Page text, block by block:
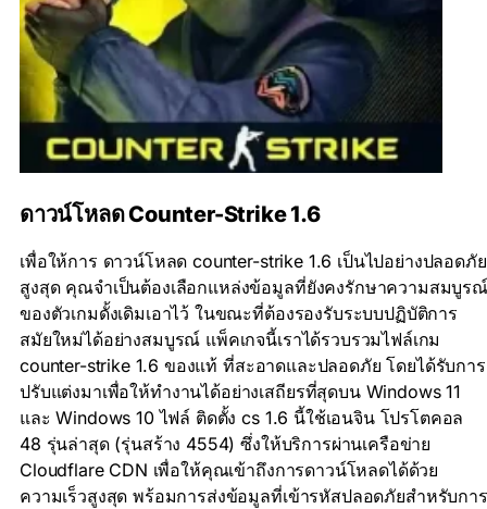
ดาวน์โหลด Counter-Strike 1.6
เพื่อให้การ ดาวน์โหลด counter-strike 1.6 เป็นไปอย่างปลอดภัย
สูงสุด คุณจำเป็นต้องเลือกแหล่งข้อมูลที่ยังคงรักษาความสมบูรณ์
ของตัวเกมดั้งเดิมเอาไว้ ในขณะที่ต้องรองรับระบบปฏิบัติการ
สมัยใหม่ได้อย่างสมบูรณ์ แพ็คเกจนี้เราได้รวบรวมไฟล์เกม
counter-strike 1.6 ของแท้ ที่สะอาดและปลอดภัย โดยได้รับการ
ปรับแต่งมาเพื่อให้ทำงานได้อย่างเสถียรที่สุดบน Windows 11
และ Windows 10 ไฟล์ ติดตั้ง cs 1.6 นี้ใช้เอนจิน โปรโตคอล
48 รุ่นล่าสุด (รุ่นสร้าง 4554) ซึ่งให้บริการผ่านเครือข่าย
Cloudflare CDN เพื่อให้คุณเข้าถึงการดาวน์โหลดได้ด้วย
ความเร็วสูงสุด พร้อมการส่งข้อมูลที่เข้ารหัสปลอดภัยสำหรับการ